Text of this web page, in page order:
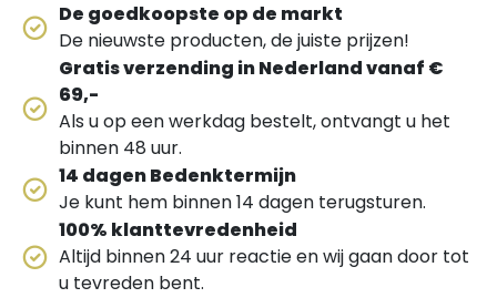
De goedkoopste op de markt
De nieuwste producten, de juiste prijzen!
Gratis verzending in Nederland vanaf €
69,-
Als u op een werkdag bestelt, ontvangt u het
binnen 48 uur.
14 dagen Bedenktermijn
Je kunt hem binnen 14 dagen terugsturen.
100% klanttevredenheid
Altijd binnen 24 uur reactie en wij gaan door tot
u tevreden bent.